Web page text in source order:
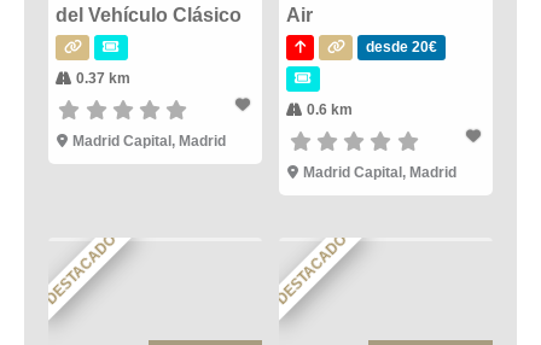
del Vehículo Clásico
0.37 km
Madrid Capital, Madrid
Air
desde 20€
0.6 km
Madrid Capital, Madrid
DESTACADO DESTACADO